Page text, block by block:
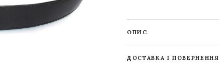
ОПИС
ДОСТАВКА І ПОВЕРНЕННЯ